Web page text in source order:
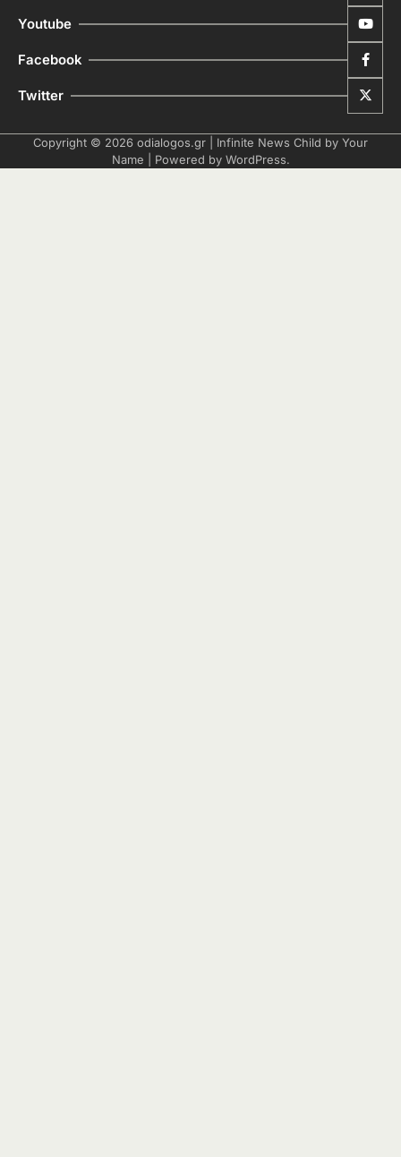
Youtube
Facebook
Twitter
Copyright © 2026 odialogos.gr | Infinite News Child by Your
Name | Powered by WordPress.